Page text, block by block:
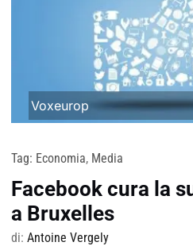
Voxeurop
Tag: Economia, Media
Facebook cura la
a Bruxelles
di: Antoine Vergely